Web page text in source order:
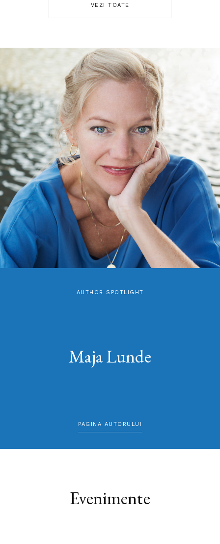
VEZI TOATE
AUTHOR SPOTLIGHT
Maja Lunde
PAGINA AUTORULUI
Evenimente